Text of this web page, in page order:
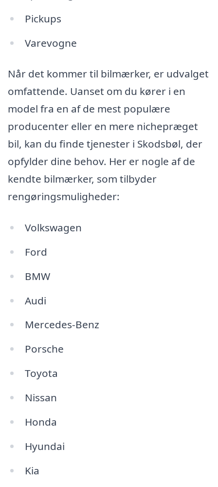
Pickups
Varevogne
Når det kommer til bilmærker, er udvalget
omfattende. Uanset om du kører i en
model fra en af de mest populære
producenter eller en mere nichepræget
bil, kan du finde tjenester i Skodsbøl, der
opfylder dine behov. Her er nogle af de
kendte bilmærker, som tilbyder
rengøringsmuligheder:
Volkswagen
Ford
BMW
Audi
Mercedes-Benz
Porsche
Toyota
Nissan
Honda
Hyundai
Kia